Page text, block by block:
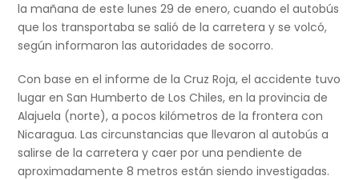
la mañana de este lunes 29 de enero, cuando el autobús
que los transportaba se salió de la carretera y se volcó,
según informaron las autoridades de socorro.
Con base en el informe de la Cruz Roja, el accidente tuvo
lugar en San Humberto de Los Chiles, en la provincia de
Alajuela (norte), a pocos kilómetros de la frontera con
Nicaragua. Las circunstancias que llevaron al autobús a
salirse de la carretera y caer por una pendiente de
aproximadamente 8 metros están siendo investigadas.